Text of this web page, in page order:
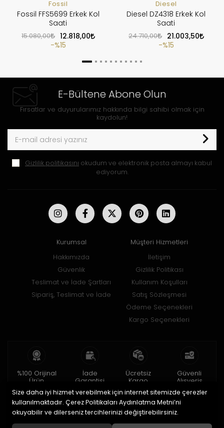
Fossil
Fossil FFS5699 Erkek Kol
Saati
15.080,00
12.818,00
%15
Diesel
Diesel DZ4318 Erkek Kol
Saati
24.710,00
21.003,50
%15
E-Bültene Abone Olun
Fırsatlar ve duyurularımız hakkında bilgi sahibi olmak için
kaydolun!
Gizlilik politikasını okudum ve elektronik posta almayı kabul
ediyorum.
Kurumsal
Hakkımızda
Güvenlik
Teslimat ve İade Şartları
Sipariş, Teslimat ve İade
Müşteri Hizmetleri
İletişim
Gizlilik Politikası
Kullanım Koşulları
Satış Sözleşmesi
Ödeme Seçenekleri
Kargo Seçenekleri
%100 Orijinal
Ürün
2 yıl garanti
İade
Garantisi
15 gün içinde
iade
Ücretsiz
Kargo
150 TL ve üzeri
Güvenli
Alışveriş
256bit SSL ile
Size daha iyi hizmet verebilmek için internet sitemizde çerezler
kullanılmaktadır. Çerez Politikaları Aydınlatma Metni’ni
okuyabilir ve dilerseniz tercihlerinizi değiştirebilirsiniz.